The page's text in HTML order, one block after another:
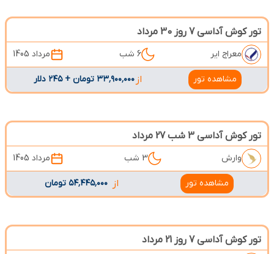
تور کوش آداسی 7 روز 30 مرداد
معراج ایر 6 شب مرداد 1405
مشاهده تور از۳۳٬۹۰۰٬۰۰۰ تومان + ۲۴۵ دلار
تور کوش آداسی 3 شب 27 مرداد
وارش 3 شب مرداد 1405
مشاهده تور از ۵۴٬۴۴۵٬۰۰۰ تومان
تور کوش آداسی 7 روز 21 مرداد